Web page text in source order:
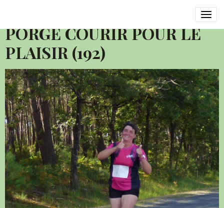
2016 SEMI MARATHON LE
PORGE COURIR POUR LE
PLAISIR (192)